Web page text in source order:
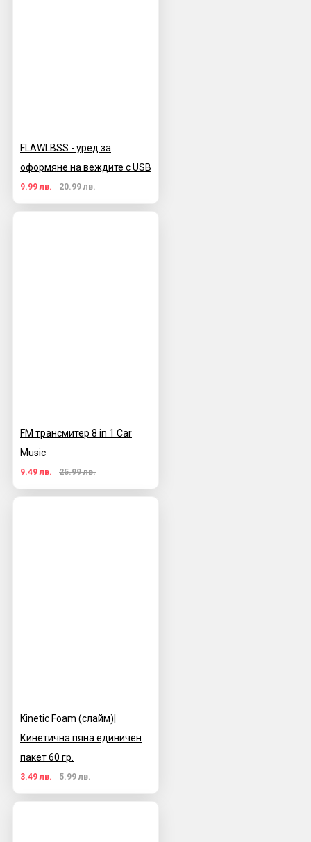
FLAWLBSS - уред за
оформяне на веждите с USB
9.99 лв. 20.99 лв.
FM трансмитер 8 in 1 Car
Music
9.49 лв. 25.99 лв.
Kinetic Foam (слайм)|
Кинетична пяна единичен
пакет 60 гр.
3.49 лв. 5.99 лв.